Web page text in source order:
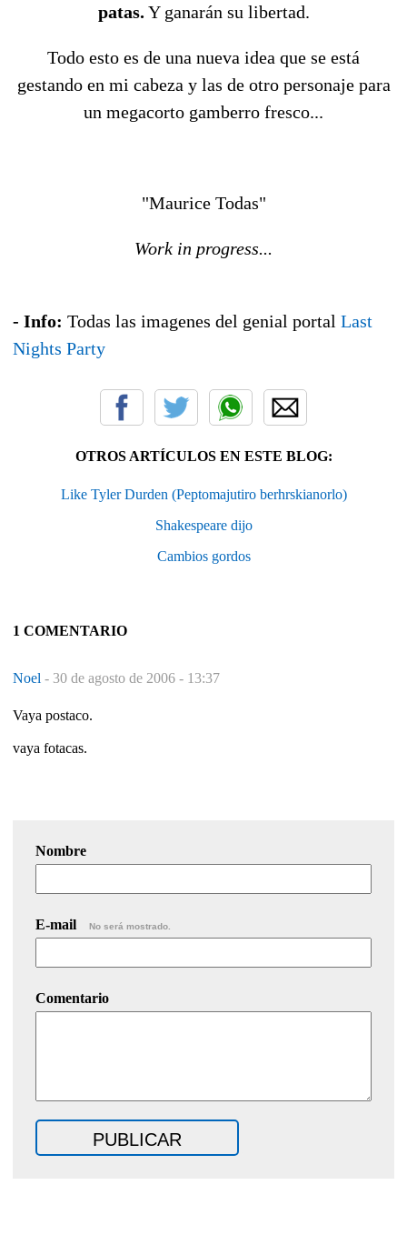
patas. Y ganarán su libertad.
Todo esto es de una nueva idea que se está
gestando en mi cabeza y las de otro personaje para
un megacorto gamberro fresco...
"Maurice Todas"
Work in progress...
- Info: Todas las imagenes del genial portal Last
Nights Party
OTROS ARTÍCULOS EN ESTE BLOG:
Like Tyler Durden (Peptomajutiro berhrskianorlo)
Shakespeare dijo
Cambios gordos
1 COMENTARIO
Noel - 30 de agosto de 2006 - 13:37
Vaya postaco.
vaya fotacas.
Nombre
E-mail No será mostrado.
Comentario